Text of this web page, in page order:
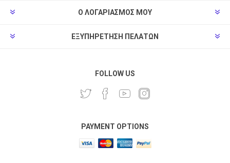
Ο ΛΟΓΑΡΙΑΣΜΌΣ ΜΟΥ
ΕΞΥΠΗΡΈΤΗΣΗ ΠΕΛΑΤΏΝ
FOLLOW US
PAYMENT OPTIONS